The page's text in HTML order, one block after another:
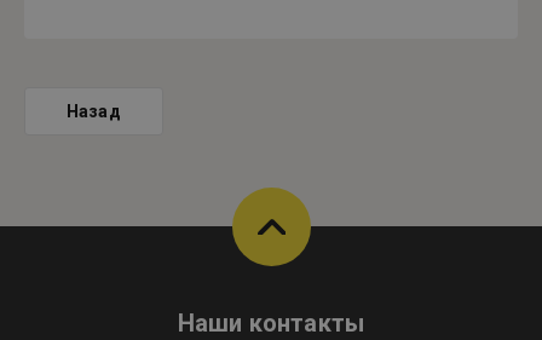
Назад
Наши контакты